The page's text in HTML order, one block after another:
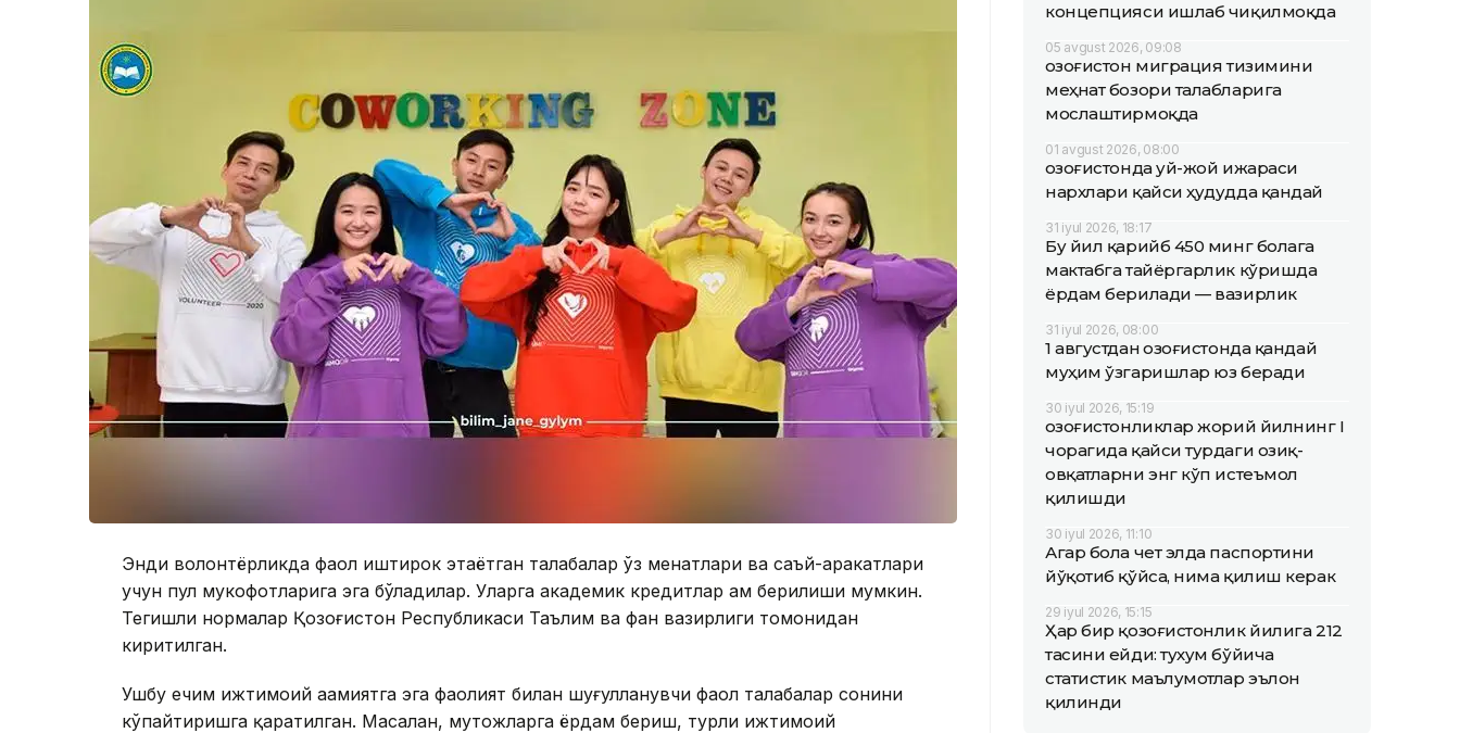
Энди волонтёрликда фаол иштирок этаётган талабалар ўз меҳнатлари ва саъй-ҳаракатлари
учун пул мукофотларига эга бўладилар. Уларга академик кредитлар ҳам берилиши мумкин.
Тегишли нормалар Қозоғистон Республикаси Таълим ва фан вазирлиги томонидан
киритилган.
Ушбу ечим ижтимоий аҳамиятга эга фаолият билан шуғулланувчи фаол талабалар сонини
кўпайтиришга қаратилган. Масалан, муҳтожларга ёрдам бериш, турли ижтимоий
концепцияси ишлаб чиқилмоқда
05 avgust 2026, 09:08
Қозоғистон миграция тизимини
меҳнат бозори талабларига
мослаштирмоқда
01 avgust 2026, 08:00
Қозоғистонда уй-жой ижараси
нархлари қайси ҳудудда қандай
31 iyul 2026, 18:17
Бу йил қарийб 450 минг болага
мактабга тайёргарлик кўришда
ёрдам берилади — вазирлик
31 iyul 2026, 08:00
1 августдан Қозоғистонда қандай
муҳим ўзгаришлар юз беради
30 iyul 2026, 15:19
Қозоғистонликлар жорий йилнинг I
чорагида қайси турдаги озиқ-
овқатларни энг кўп истеъмол
қилишди
30 iyul 2026, 11:10
Агар бола чет элда паспортини
йўқотиб қўйса, нима қилиш керак
29 iyul 2026, 15:15
Ҳар бир қозоғистонлик йилига 212
тасини ейди: тухум бўйича
статистик маълумотлар эълон
қилинди